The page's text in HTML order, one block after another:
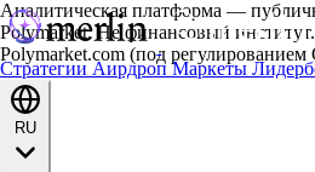
Стратегии АирдропМаркеты
Аналитическая платформа —
Polymarket. Не финансовый
Polymarket.com (под регулированием